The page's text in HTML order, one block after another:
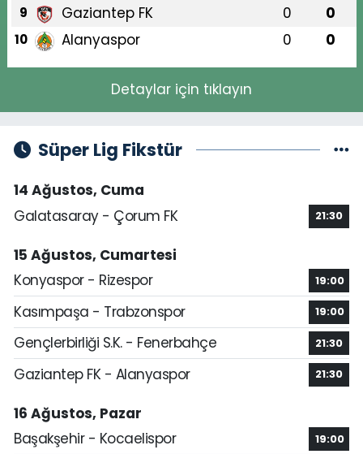
9 Gaziantep FK 0 0
10 Alanyaspor 0 0
Detaylar için tıklayın
Süper Lig Fikstür
14 Ağustos, Cuma
Galatasaray - Çorum FK
21:30
15 Ağustos, Cumartesi
Konyaspor - Rizespor
19:00
Kasımpaşa - Trabzonspor 19:00
Gençlerbirliği S.K. - Fenerbahçe 21:30
Gaziantep FK - Alanyaspor 21:30
16 Ağustos, Pazar
Başakşehir - Kocaelispor
19:00